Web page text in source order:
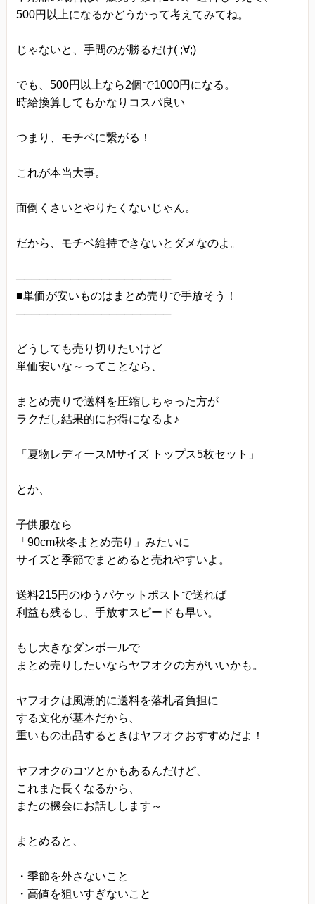
500円以上になるかどうかって考えてみてね。
じゃないと、手間のが勝るだけ( ;∀;)
でも、500円以上なら2個で1000円になる。
時給換算してもかなりコスパ良い
つまり、モチベに繋がる！
これが本当大事。
面倒くさいとやりたくないじゃん。
だから、モチベ維持できないとダメなのよ。
────────────────────
■単価が安いものはまとめ売りで手放そう！
────────────────────
どうしても売り切りたいけど
単価安いな～ってことなら、
まとめ売りで送料を圧縮しちゃった方が
ラクだし結果的にお得になるよ♪
「夏物レディースMサイズ トップス5枚セット」
とか、
子供服なら
「90cm秋冬まとめ売り」みたいに
サイズと季節でまとめると売れやすいよ。
送料215円のゆうパケットポストで送れば
利益も残るし、手放すスピードも早い。
もし大きなダンボールで
まとめ売りしたいならヤフオクの方がいいかも。
ヤフオクは風潮的に送料を落札者負担に
する文化が基本だから、
重いもの出品するときはヤフオクおすすめだよ！
ヤフオクのコツとかもあるんだけど、
これまた長くなるから、
またの機会にお話しします～
まとめると、
・季節を外さないこと
・高値を狙いすぎないこと